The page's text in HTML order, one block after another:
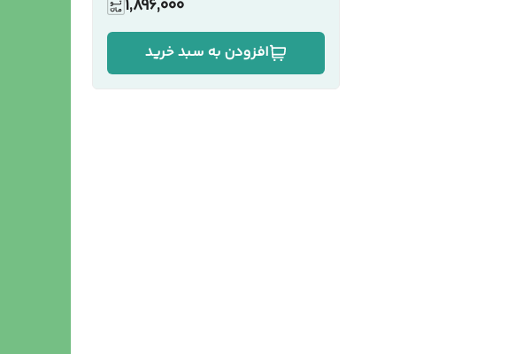
1,896,000
افزودن به سبد خرید